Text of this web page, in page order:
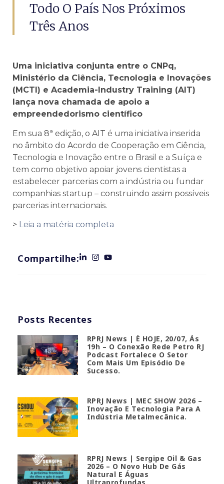
Todo O País Nos Próximos
Três Anos
Uma iniciativa conjunta entre o CNPq,
Ministério da Ciência, Tecnologia e Inovações
(MCTI) e Academia-Industry Training (AIT)
lança nova chamada de apoio a
empreendedorismo científico
Em sua 8ª edição, o AIT é uma iniciativa inserida
no âmbito do Acordo de Cooperação em Ciência,
Tecnologia e Inovação entre o Brasil e a Suíça e
tem como objetivo apoiar jovens cientistas a
estabelecer parcerias com a indústria ou fundar
companhias startup – construindo assim possíveis
parcerias internacionais.
> Leia a matéria completa
Compartilhe:
Posts Recentes
RPRJ News | É HOJE, 20/07, Às
19h – O Conexão Rede Petro RJ
Podcast Fortalece O Setor
Com Mais Um Episódio De
Sucesso.
RPRJ News | MEC SHOW 2026 –
Inovação E Tecnologia Para A
Indústria Metalmecânica.
RPRJ News | Sergipe Oil & Gas
2026 – O Novo Hub De Gás
Natural E Águas